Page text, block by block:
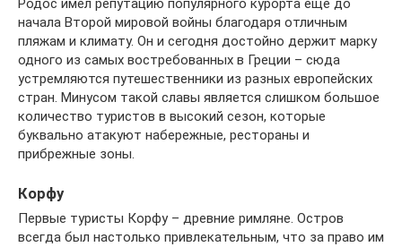
Родос имел репутацию популярного курорта еще до
начала Второй мировой войны благодаря отличным
пляжам и климату. Он и сегодня достойно держит марку
одного из самых востребованных в Греции – сюда
устремляются путешественники из разных европейских
стран. Минусом такой славы является слишком большое
количество туристов в высокий сезон, которые
буквально атакуют набережные, рестораны и
прибрежные зоны.
Корфу
Первые туристы Корфу – древние римляне. Остров
всегда был настолько привлекательным, что за право им